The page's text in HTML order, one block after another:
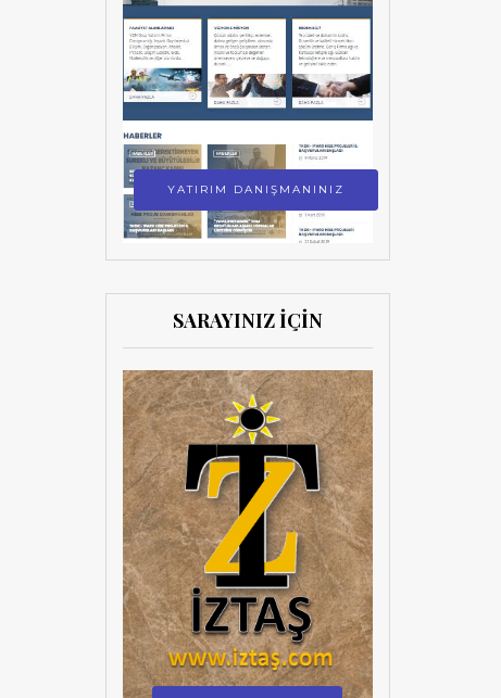
YATIRIM DANIŞMANINIZ
SARAYINIZ İÇİN